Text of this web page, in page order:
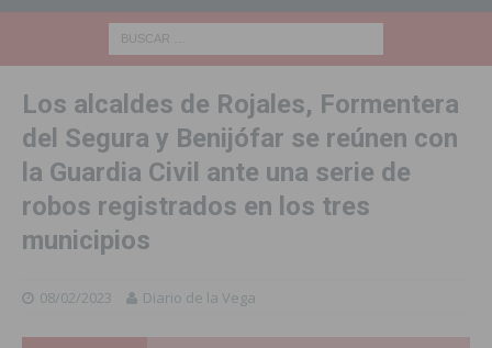
Los alcaldes de Rojales, Formentera
del Segura y Benijófar se reúnen con
la Guardia Civil ante una serie de
robos registrados en los tres
municipios
08/02/2023 Diario de la Vega